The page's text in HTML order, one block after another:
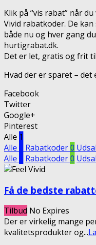
Klik på “vis rabat” når
Vivid rabatkoder. De
både nu og hver gang
hurtigrabat.dk.
Det er let, gratis og frit
Hvad der er sparet – det
Facebook
Twitter
Google+
Pinterest
Alle 1
Alle
Rabatkoder0
Alle
Rabatkoder0
Få de bedste
Tilbud No Expires
Der er virkelig mange
kvalitetsprodukter og...